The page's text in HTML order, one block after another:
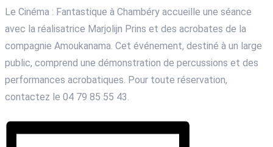
Le Cinéma : Fantastique à Chambéry accueille une séance
avec la réalisatrice Marjolijn Prins et des acrobates de la
compagnie Amoukanama. Cet événement, destiné à un large
public, comprend une démonstration de percussions et des
performances acrobatiques. Pour toute réservation,
contactez le 04 79 85 55 43.